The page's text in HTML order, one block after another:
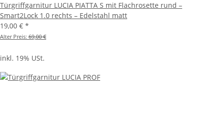
Türgriffgarnitur LUCIA PIATTA S mit Flachrosette rund –
Smart2Lock 1.0 rechts – Edelstahl matt
19,00 € *
Alter Preis: 69,00 €
inkl. 19% USt.